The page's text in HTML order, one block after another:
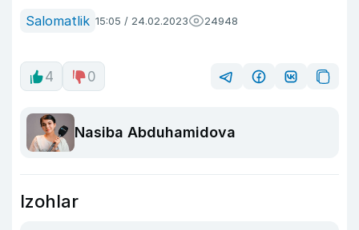
Salomatlik 15:05 / 24.02.2023 24948
4 0
Nasiba Abduhamidova
Izohlar